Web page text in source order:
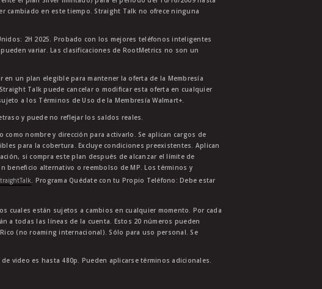
cambiado en este tiempo. Straight Talk no ofrece ninguna
2H 2025. Probado con los mejores teléfonos inteligentes
variar. Las clasificaciones de RootMetrics no son un
en un plan elegible para mantener la oferta de la Membresía
Talk puede cancelar o modificar esta oferta en cualquier
a los Términos de Uso de la Membresía Walmart+.
y puede no reflejar los saldos reales.
como nombre y dirección para activarlo. Se aplican cargos de
para la cobertura. Excluye condiciones preexistentes. Aplican
si compra este plan después de alcanzar el límite de
beneficio alternativo o reembolso de MP. Los términos y
. Programa Quédate con tu Propio Teléfono: Debe estar
cuales están sujetos a cambios en cualquier momento. Por cada
a todas las líneas de la cuenta. Estos 20 números pueden
(no roaming internacional). Sólo para uso personal. Se
video es hasta 480p. Pueden aplicarse términos adicionales.